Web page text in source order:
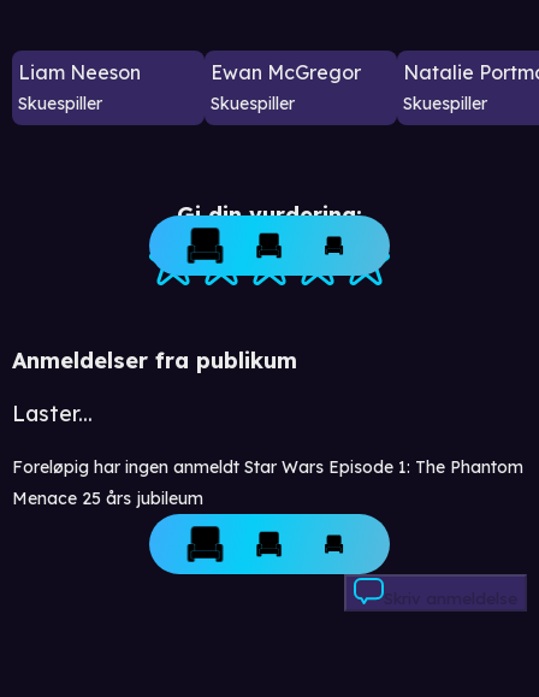
Liam Neeson
Skuespiller
Ewan McGregor
Skuespiller
Natalie
Skuespiller
Gi din vurdering:
Anmeldelser fra publikum
Laster...
Foreløpig har ingen anmeldt Star Wars Episode 1: The Phantom
Menace 25 års jubileum
Skriv anmeldelse